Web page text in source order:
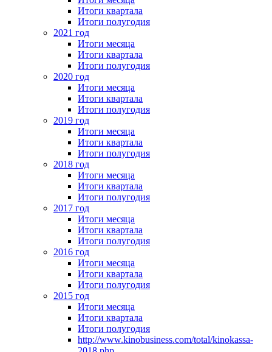
Итоги квартала
Итоги полугодия
2021 год
Итоги месяца
Итоги квартала
Итоги полугодия
2020 год
Итоги месяца
Итоги квартала
Итоги полугодия
2019 год
Итоги месяца
Итоги квартала
Итоги полугодия
2018 год
Итоги месяца
Итоги квартала
Итоги полугодия
2017 год
Итоги месяца
Итоги квартала
Итоги полугодия
2016 год
Итоги месяца
Итоги квартала
Итоги полугодия
2015 год
Итоги месяца
Итоги квартала
Итоги полугодия
http://www.kinobusiness.com/total/kinokassa-